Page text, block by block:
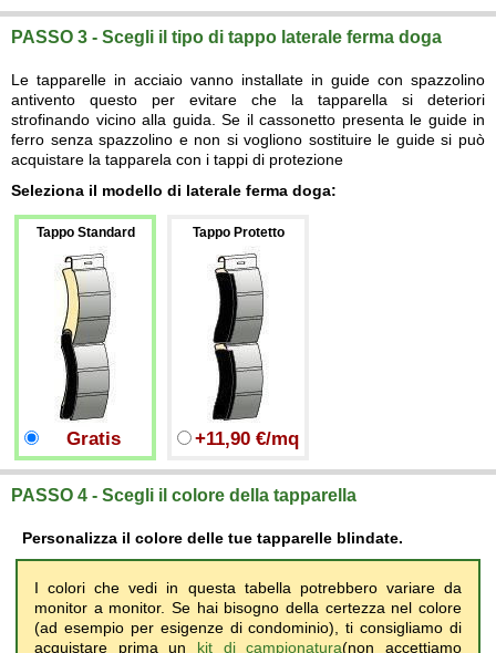
PASSO 3 - Scegli il tipo di tappo laterale ferma doga
Le tapparelle in acciaio vanno installate in guide con spazzolino
antivento questo per evitare che la tapparella si deteriori
strofinando vicino alla guida. Se il cassonetto presenta le guide in
ferro senza spazzolino e non si vogliono sostituire le guide si può
acquistare la tapparela con i tappi di protezione
Seleziona il modello di laterale ferma doga:
Tappo Standard
Gratis
Tappo Protetto
+11,90 €/mq
PASSO 4 - Scegli il colore della tapparella
Personalizza il colore delle tue tapparelle blindate.
I colori che vedi in questa tabella potrebbero variare da
monitor a monitor. Se hai bisogno della certezza nel colore
(ad esempio per esigenze di condominio), ti consigliamo di
acquistare prima un kit di campionatura(non accettiamo